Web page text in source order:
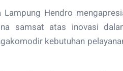
Hendro
samsat atas inovasi
kebutuhan